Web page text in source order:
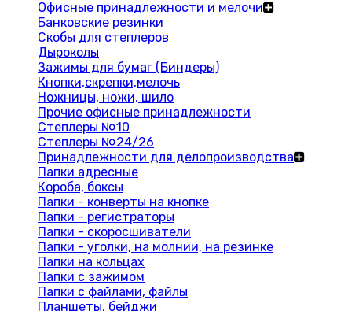
Офисные принадлежности и мелочи
Банковские резинки
Скобы для степлеров
Дыроколы
Зажимы для бумаг (Биндеры)
Кнопки,скрепки,мелочь
Ножницы, ножи, шило
Прочие офисные принадлежности
Степлеры №10
Степлеры №24/26
Принадлежности для делопроизводства
Папки адресные
Короба, боксы
Папки - конверты на кнопке
Папки - регистраторы
Папки - скоросшиватели
Папки - уголки, на молнии, на резинке
Папки на кольцах
Папки с зажимом
Папки с файлами, файлы
Планшеты, бейджи